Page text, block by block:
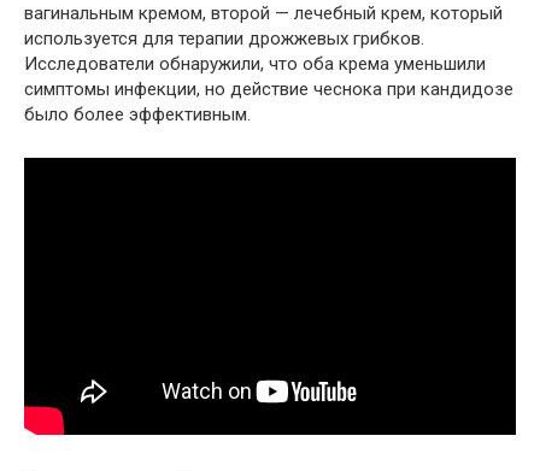
вагинальным кремом, второй — лечебный крем, который
используется для терапии дрожжевых грибков.
Исследователи обнаружили, что оба крема уменьшили
симптомы инфекции, но действие чеснока при кандидозе
было более эффективным.